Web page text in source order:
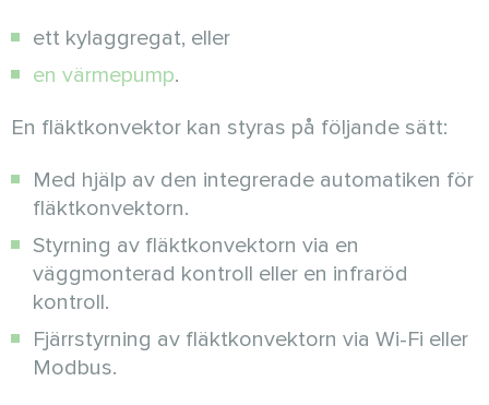
ett kylaggregat, eller
en värmepump.
En fläktkonvektor kan styras på följande sätt:
Med hjälp av den integrerade automatiken för
fläktkonvektorn.
Styrning av fläktkonvektorn via en
väggmonterad kontroll eller en infraröd
kontroll.
Fjärrstyrning av fläktkonvektorn via Wi-Fi eller
Modbus.